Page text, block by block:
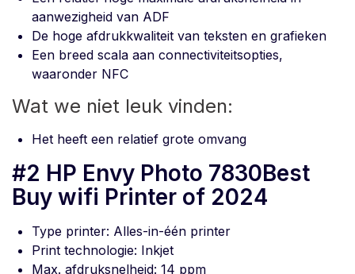
aanwezigheid van ADF
De hoge afdrukkwaliteit van teksten en grafieken
Een breed scala aan connectiviteitsopties,
waaronder NFC
Wat we niet leuk vinden:
Het heeft een relatief grote omvang
#2 HP Envy Photo 7830Best
Buy wifi Printer of 2024
Type printer: Alles-in-één printer
Print technologie: Inkjet
Max. afdruksnelheid: 14 ppm